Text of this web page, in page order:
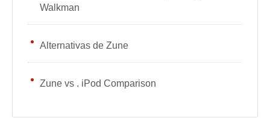
Walkman
Alternativas de Zune
Zune vs . iPod Comparison